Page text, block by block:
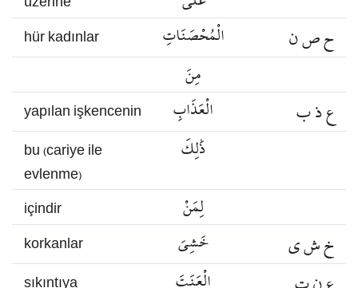
hür kadınlar الْمُحْصَنَاتِ ح ص ن
مِنَ
yapılan işkencenin الْعَذَابِ ع ذ ب
bu (cariye ile
evlenme)
ذَٰلِكَ
içindir لِمَنْ
korkanlar خَشِيَ خ ش ي
الْعَنَتَ